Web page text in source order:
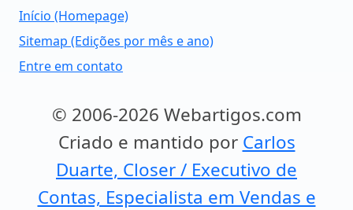
Início (Homepage)
Sitemap (Edições por mês e ano)
Entre em contato
© 2006-2026 Webartigos.com
Criado e mantido por Carlos
Duarte, Closer / Executivo de
Contas, Especialista em Vendas e